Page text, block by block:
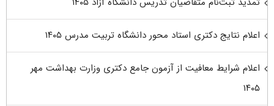
اعلام نتایج دکتری استاد محور دانشگاه تربیت مدرس ۱۴۰۵
اعلام شرایط معافیت از آزمون جامع دکتری وزارت بهداشت مهر
۱۴۰۵